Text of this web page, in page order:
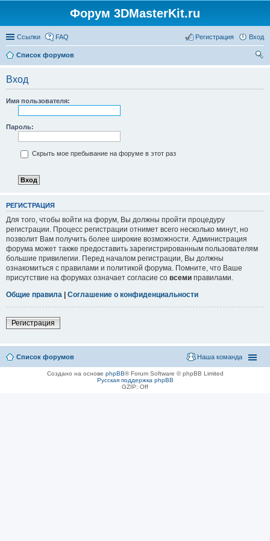
Форум 3DMasterKit.ru
Ссылки FAQ Вход
Регистрация
Список форумов
Вход
Имя пользователя:
Пароль:
Скрыть мое пребывание на форуме в этот раз
РЕГИСТРАЦИЯ
Для того, чтобы войти на форум, Вы должны пройти процедуру
регистрации. Процесс регистрации отнимет всего несколько минут, но
позволит Вам получить более широкие возможности. Администрация
форума может также предоставить зарегистрированным пользователям
большие привилегии. Перед началом регистрации, Вы должны
ознакомиться с правилами и политикой форума. Помните, что Ваше
присутствие на форумах означает согласие со всеми правилами.
Общие правила | Соглашение о конфиденциальности
Регистрация
Список форумов Наша команда
Создано на основе phpBB® Forum Software © phpBB Limited
Русская поддержка phpBB
GZIP: Off